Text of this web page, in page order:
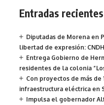
Entradas recientes
Diputadas de Morena en
libertad de expresión: CNDH
Entrega Gobierno de
residentes de la colonia
Con proyectos de más
infraestructura eléctrica en
Impulsa el gobernador